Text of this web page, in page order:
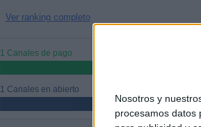
Nosotros y
procesamos datos
Ver ranking completo
1 Canales de pago
1 Canales en abierto
50%